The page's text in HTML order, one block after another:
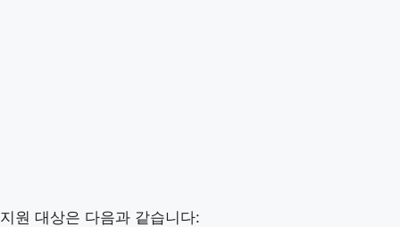
지원 대상은 다음과 같습니다: